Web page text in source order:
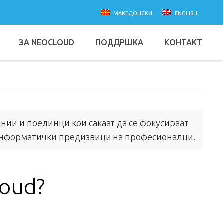
и поединци кои сакаат да се фокусираат
предизвици на професионалци.
македонски english
ЗА NEOCLOUD ПОДДРШКА КОНТАКТ